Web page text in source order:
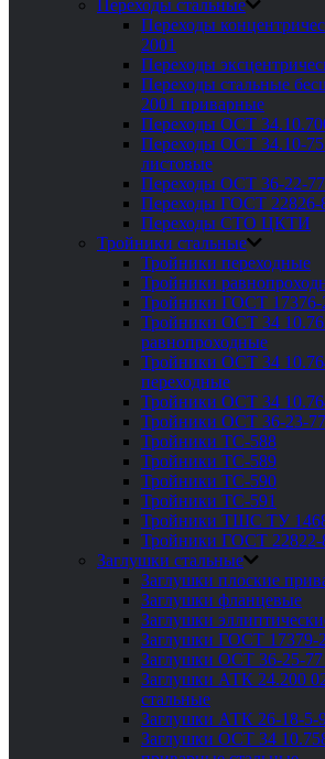
Переходы стальные
Переходы
2001
Переходы
Переходы стальные
2001 приварные
Переходы ОСТ
Переходы ОСТ 34.10-
листовые
Переходы ОСТ 36-22-
Переходы ГОСТ 22826-
Переходы СТО ЦКТИ
Тройники стальные
Тройники переходные
Тройники
Тройники ГОСТ 17376-
Тройники ОСТ 34
равнопроходные
Тройники ОСТ 34
переходные
Тройники ОСТ 34
Тройники ОСТ 36-23-77
Тройники ТС-588
Тройники ТС-589
Тройники ТС-590
Тройники ТС-591
Тройники ТШС ТУ
Тройники ГОСТ 22822-
Заглушки стальные
Заглушки плоские
Заглушки фланцевые
Заглушки
Заглушки ГОСТ 17379-
Заглушки ОСТ 36-25-77
Заглушки АТК 24.200
стальные
Заглушки АТК 26-18-5-
Заглушки ОСТ 34